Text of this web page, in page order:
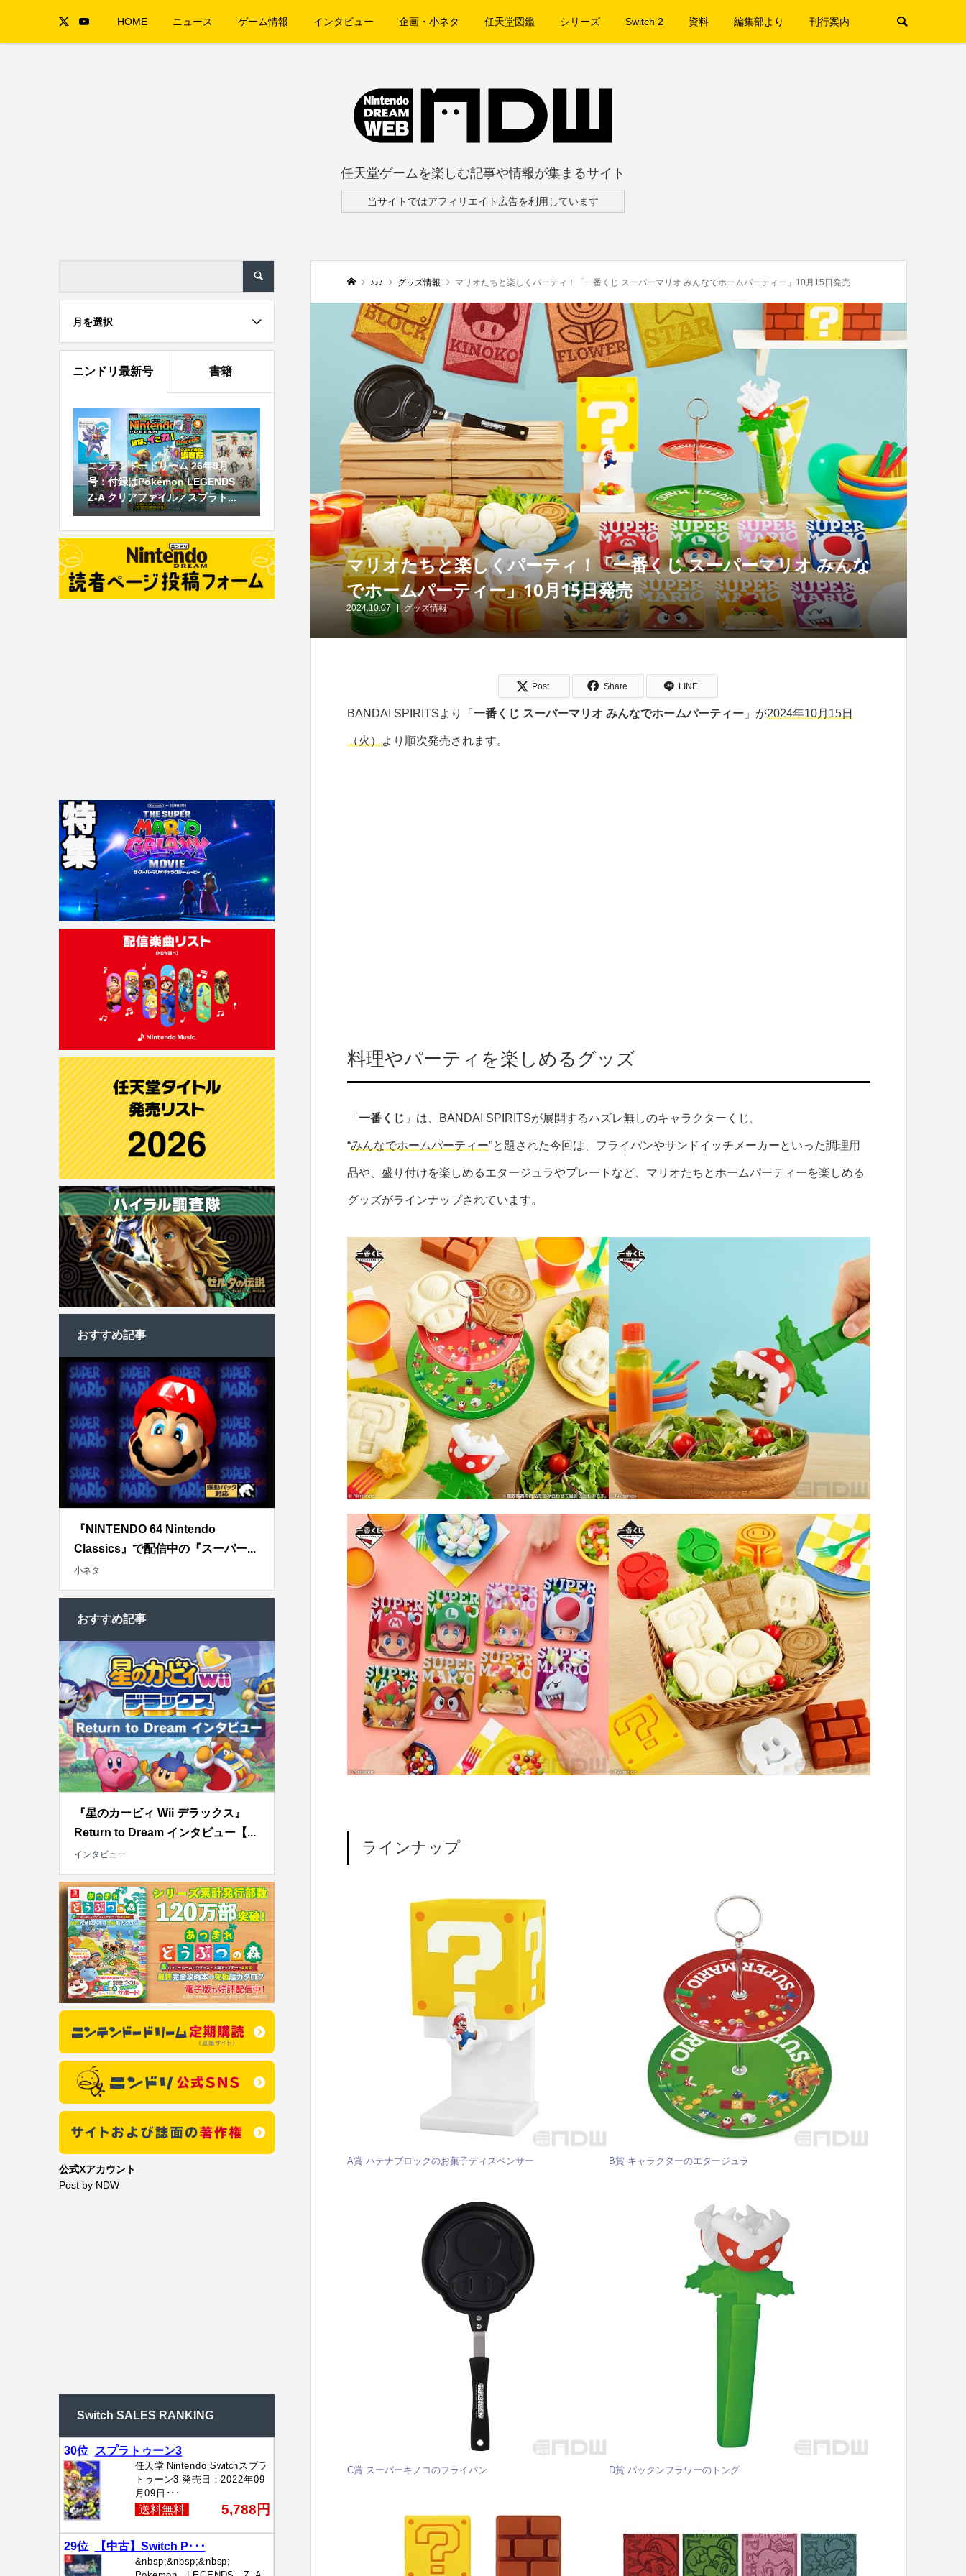
HOME ニュース ゲーム情報 インタビュー 企画・小ネタ 任天堂図鑑 シリーズ Switch 2 資料 編集部より 刊行案内
任天堂ゲームを楽しむ記事や情報が集まるサイト
当サイトではアフィリエイト広告を利用しています
♪♪♪ グッズ情報 マリオたちと楽しくパーティ！「一番くじ スーパーマリオ みんなでホームパーティー」10月15日発売
マリオたちと楽しくパーティ！「一番くじ スーパーマリオ みんな
でホームパーティー」10月15日発売
2024.10.07 グッズ情報
Post Share LINE
BANDAI SPIRITSより「 一番くじ スーパーマリオ みんなでホームパーティー」が2024年10月15日
（火） より順次発売されます。
料理やパーティを楽しめるグッズ
「 一番くじ 」は、BANDAI SPIRITSが展開するハズレ無しのキャラクターくじ。
“みんなでホームパーティー”と題された今回は、フライパンやサンドイッチメーカーといった調理用
品や、盛り付けを楽しめるエタージュラやプレートなど、マリオたちとホームパーティーを楽しめる
グッズがラインナップされています。
ラインナップ
A賞 ハテナブロックのお菓子ディスペンサー B賞 キャラクターのエタージュラ
C賞 スーパーキノコのフライパン D賞 パックンフラワーのトング
月を選択
ニンドリ最新号 書籍
ニンテンドードリーム 26年9月
号：付録はPokémon LEGENDS
Z-A クリアファイル／スプラト...
おすすめ記事
『NINTENDO 64 Nintendo
Classics』で配信中の『スーパー...
小ネタ
おすすめ記事
『星のカービィ Wii デラックス』
Return to Dream インタビュー【...
インタビュー
公式Xアカウント
Post by NDW
Switch SALES RANKING